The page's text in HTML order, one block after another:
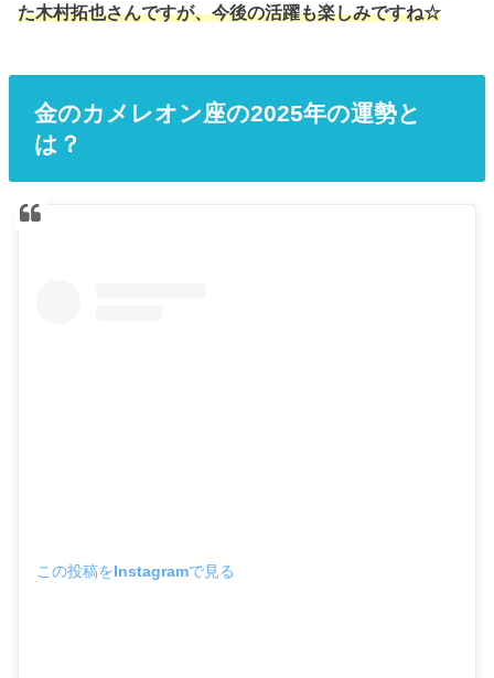
た木村拓也さんですが、今後の活躍も楽しみですね☆
金のカメレオン座の2025年の運勢と
は？
この投稿をInstagramで見る